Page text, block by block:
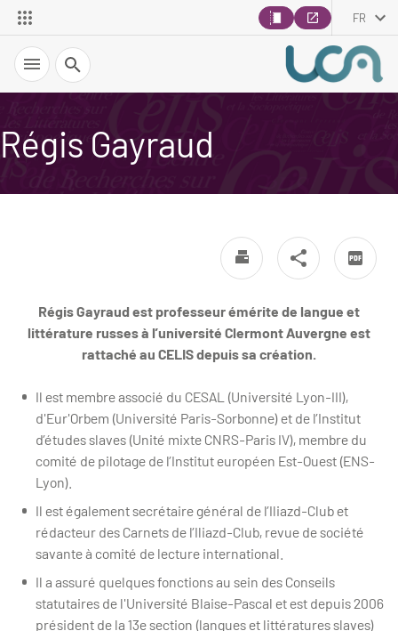
FR
Recherche
Régis Gayraud
Régis Gayraud est professeur émérite de langue et
littérature russes à l’université Clermont Auvergne est
rattaché au CELIS depuis sa création.
Il est membre associé du CESAL (Université Lyon-III),
d'Eur'Orbem (Université Paris-Sorbonne) et de l’Institut
d’études slaves (Unité mixte CNRS-Paris IV), membre du
comité de pilotage de l’Institut européen Est-Ouest (ENS-
Lyon).
Il est également secrétaire général de l’Iliazd-Club et
rédacteur des Carnets de l’Iliazd-Club, revue de société
savante à comité de lecture international.
Il a assuré quelques fonctions au sein des Conseils
statutaires de l'Université Blaise-Pascal et est depuis 2006
président de la 13e section (langues et littératures slaves)